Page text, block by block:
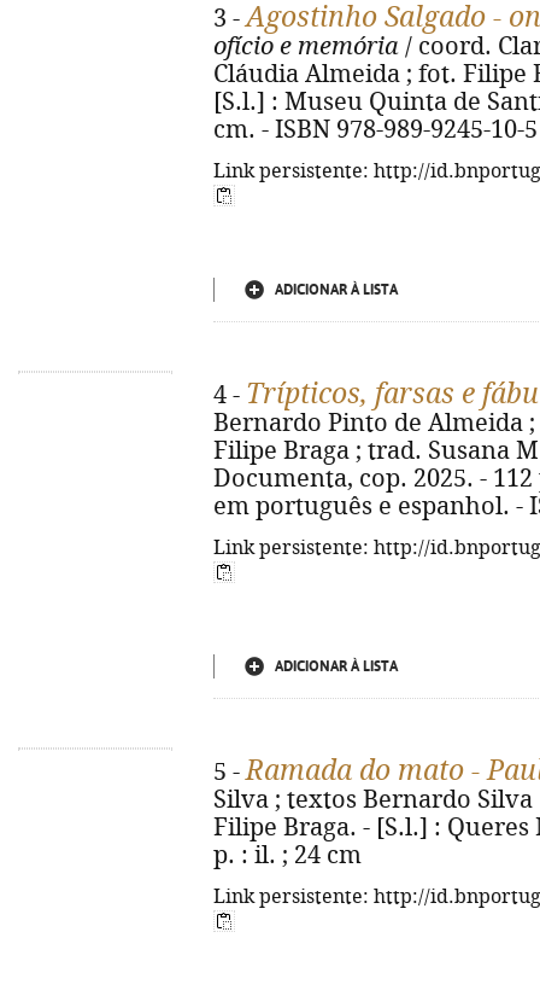
3 -Agostinho Salgado -
ofício e memória / coord.
Cláudia Almeida ; fot. Filipe
[S.l.] : Museu Quinta de
cm. - ISBN 978-989-9245-10-5
Link persistente: http://
ADICIONAR À LISTA
4 - Trípticos, farsas e
Bernardo Pinto de Almeida
Filipe Braga ; trad. Susana
Documenta, cop. 2025. -
em português e espanhol. -
Link persistente: http://
ADICIONAR À LISTA
5 -Ramada do mato -
Silva ; textos Bernardo
Filipe Braga. - [S.l.] : Queres
p. : il. ; 24 cm
Link persistente: http://